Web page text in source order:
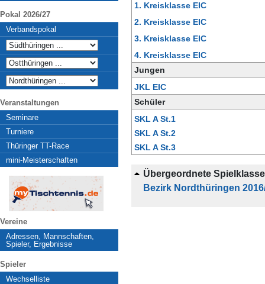
Pokal 2026/27
Verbandspokal
Veranstaltungen
Seminare
Turniere
Thüringer TT-Race
mini-Meisterschaften
Vereine
Adressen, Mannschaften,
Spieler, Ergebnisse
Spieler
Wechselliste
1. Kreisklasse EIC
2. Kreisklasse EIC
3. Kreisklasse EIC
4. Kreisklasse EIC
Jungen
JKL EIC
Schüler
SKL A St.1
SKL A St.2
SKL A St.3
Übergeordnete
Bezirk Nordthüringen